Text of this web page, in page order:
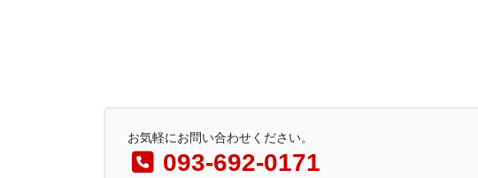
お気軽にお問い合わせください。
093-692-0171